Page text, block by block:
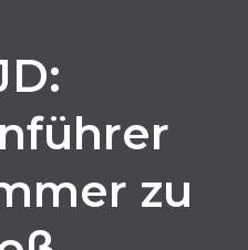
zu